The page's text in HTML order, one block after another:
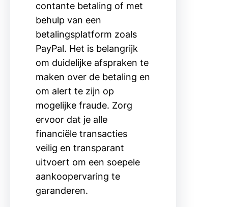
contante betaling of met
behulp van een
betalingsplatform zoals
PayPal. Het is belangrijk
om duidelijke afspraken te
maken over de betaling en
om alert te zijn op
mogelijke fraude. Zorg
ervoor dat je alle
financiële transacties
veilig en transparant
uitvoert om een soepele
aankoopervaring te
garanderen.